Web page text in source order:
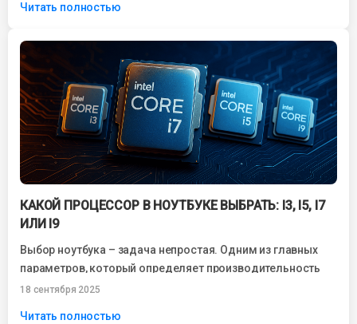
Читать полностью
КАКОЙ ПРОЦЕССОР В НОУТБУКЕ ВЫБРАТЬ: I3, I5, I7
ИЛИ I9
Выбор ноутбука – задача непростая. Одним из главных
параметров, который определяет производительность
устройства, является процессор. Именно от него зависит,
18 сентября 2025
Читать полностью